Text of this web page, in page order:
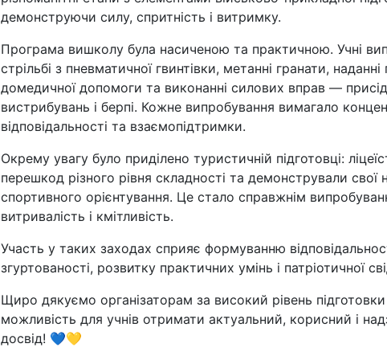
демонструючи силу, спритність і витримку.
Програма вишколу була насиченою та практичною. Учні
стрільбі з пневматичної гвинтівки, метанні гранати, наданні
домедичної допомоги та виконанні силових вправ —
вистрибувань і берпі. Кожне випробування вимагало
відповідальності та взаємопідтримки.
Окрему увагу було приділено туристичній підготовці:
перешкод різного рівня складності та демонстрували свої
спортивного орієнтування. Це стало справжнім
витривалість і кмітливість.
Участь у таких заходах сприяє формуванню
згуртованості, розвитку практичних умінь і патріотичної
Щиро дякуємо організаторам за високий рівень
можливість для учнів отримати актуальний, корисний і
досвід! 💙💛